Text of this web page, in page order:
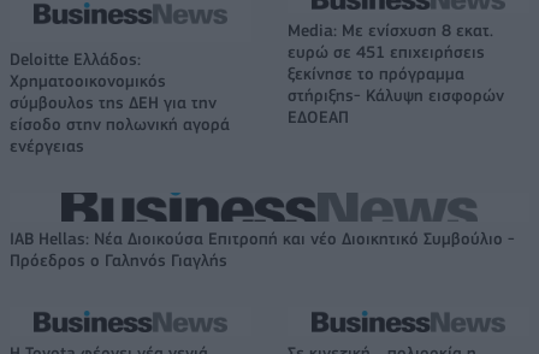
Deloitte Ελλάδος:
Χρηματοοικονομικός
σύμβουλος της ΔΕΗ για την
είσοδο στην πολωνική αγορά
ενέργειας
Media: Με ενίσχυση 8 εκατ.
ευρώ σε 451 επιχειρήσεις
ξεκίνησε το πρόγραμμα
στήριξης- Κάλυψη εισφορών
ΕΔΟΕΑΠ
IAB Hellas: Νέα Διοικούσα Επιτροπή και νέο Διοικητικό Συμβούλιο -
Πρόεδρος ο Γαληνός Γιαγλής